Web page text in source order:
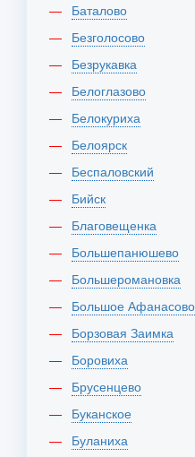
Баталово
Безголосово
Безрукавка
Белоглазово
Белокуриха
Белоярск
Беспаловский
Бийск
Благовещенка
Большепанюшево
Большеромановка
Большое Афанасово
Борзовая Заимка
Боровиха
Брусенцево
Буканское
Буланиха